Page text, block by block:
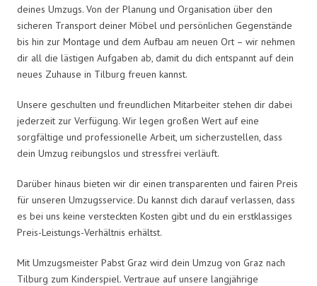
deines Umzugs. Von der Planung und Organisation über den
sicheren Transport deiner Möbel und persönlichen Gegenstände
bis hin zur Montage und dem Aufbau am neuen Ort – wir nehmen
dir all die lästigen Aufgaben ab, damit du dich entspannt auf dein
neues Zuhause in Tilburg freuen kannst.
Unsere geschulten und freundlichen Mitarbeiter stehen dir dabei
jederzeit zur Verfügung. Wir legen großen Wert auf eine
sorgfältige und professionelle Arbeit, um sicherzustellen, dass
dein Umzug reibungslos und stressfrei verläuft.
Darüber hinaus bieten wir dir einen transparenten und fairen Preis
für unseren Umzugsservice. Du kannst dich darauf verlassen, dass
es bei uns keine versteckten Kosten gibt und du ein erstklassiges
Preis-Leistungs-Verhältnis erhältst.
Mit Umzugsmeister Pabst Graz wird dein Umzug von Graz nach
Tilburg zum Kinderspiel. Vertraue auf unsere langjährige